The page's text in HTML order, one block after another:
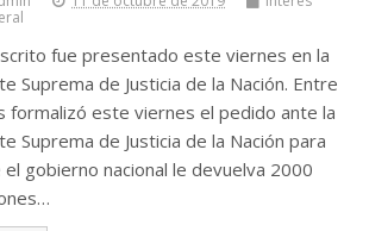
fue presentado este viernes en la
Suprema de Justicia de la Nación. Entre
formalizó este viernes el pedido ante la
Suprema de Justicia de la Nación para
el gobierno nacional le devuelva 2000